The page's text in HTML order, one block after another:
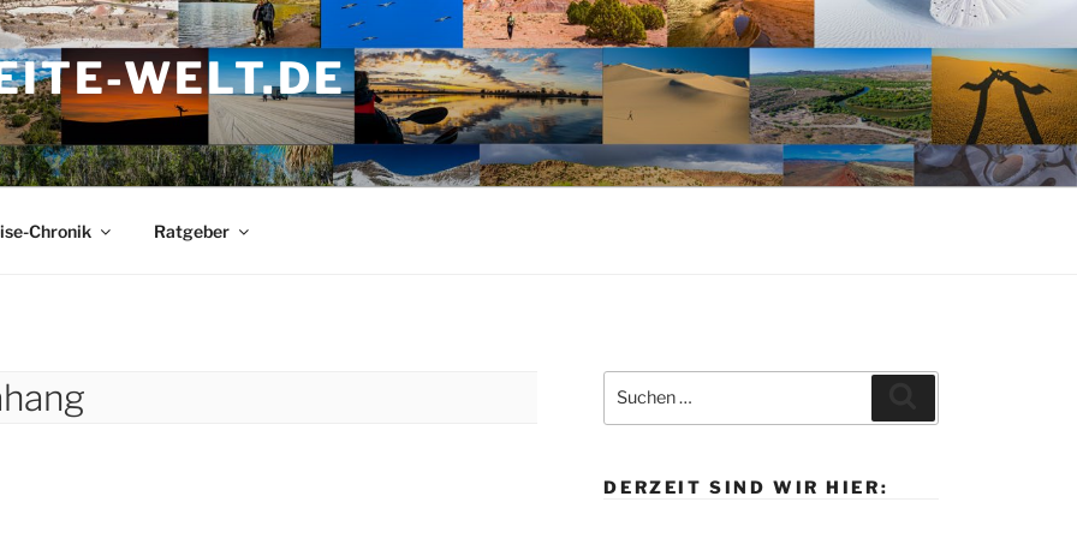
WELT.DE
Chronik Ratgeber
nach:
DERZEIT SIND WIR HIER: